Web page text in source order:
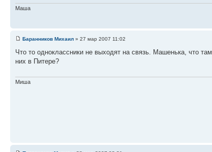
Маша
Баранников Михаил » 27 мар 2007 11:02
Что то одноклассники не выходят на связь. Машенька, что
них в Питере?
Миша